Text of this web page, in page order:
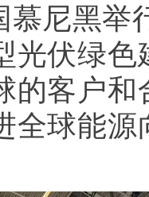
慕尼黑举
光伏绿
的客户
全球能